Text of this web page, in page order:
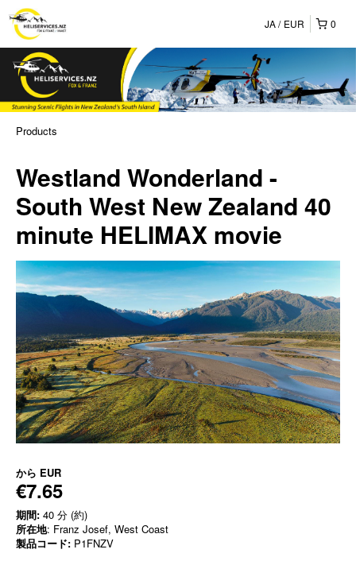
0
JA EUR
Products
Westland Wonderland -
South West New Zealand 40
minute HELIMAX movie
から EUR
€7.65
期間: 40 分 (約)
所在地: Franz Josef, West Coast
製品コード: P1FNZV